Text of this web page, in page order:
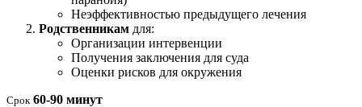
Неэффективностью предыдущего лечения
Родственникам для:
Организации интервенции
Получения заключения для суда
Оценки рисков для окружения
Срок 60-90 минут